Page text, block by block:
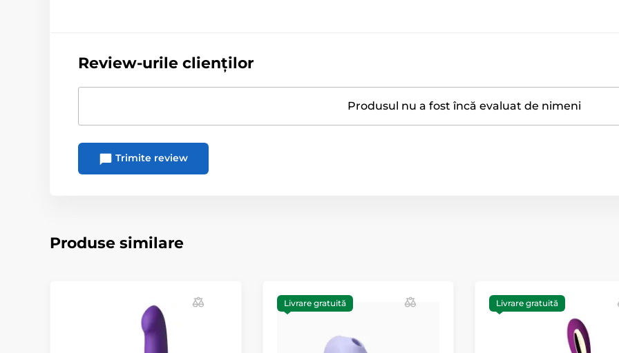
Review-urile clienților
Produsul nu a fost încă evaluat de nimeni
Trimite review
Produse similare
Livrare gratuită Livrare gratuită